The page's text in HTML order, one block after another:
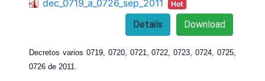
dec_0719_a_0726_sep_2011 Hot
Download
Details
Decretos varios 0719, 0720, 0721, 0722, 0723, 0724, 0725,
0726 de 2011.